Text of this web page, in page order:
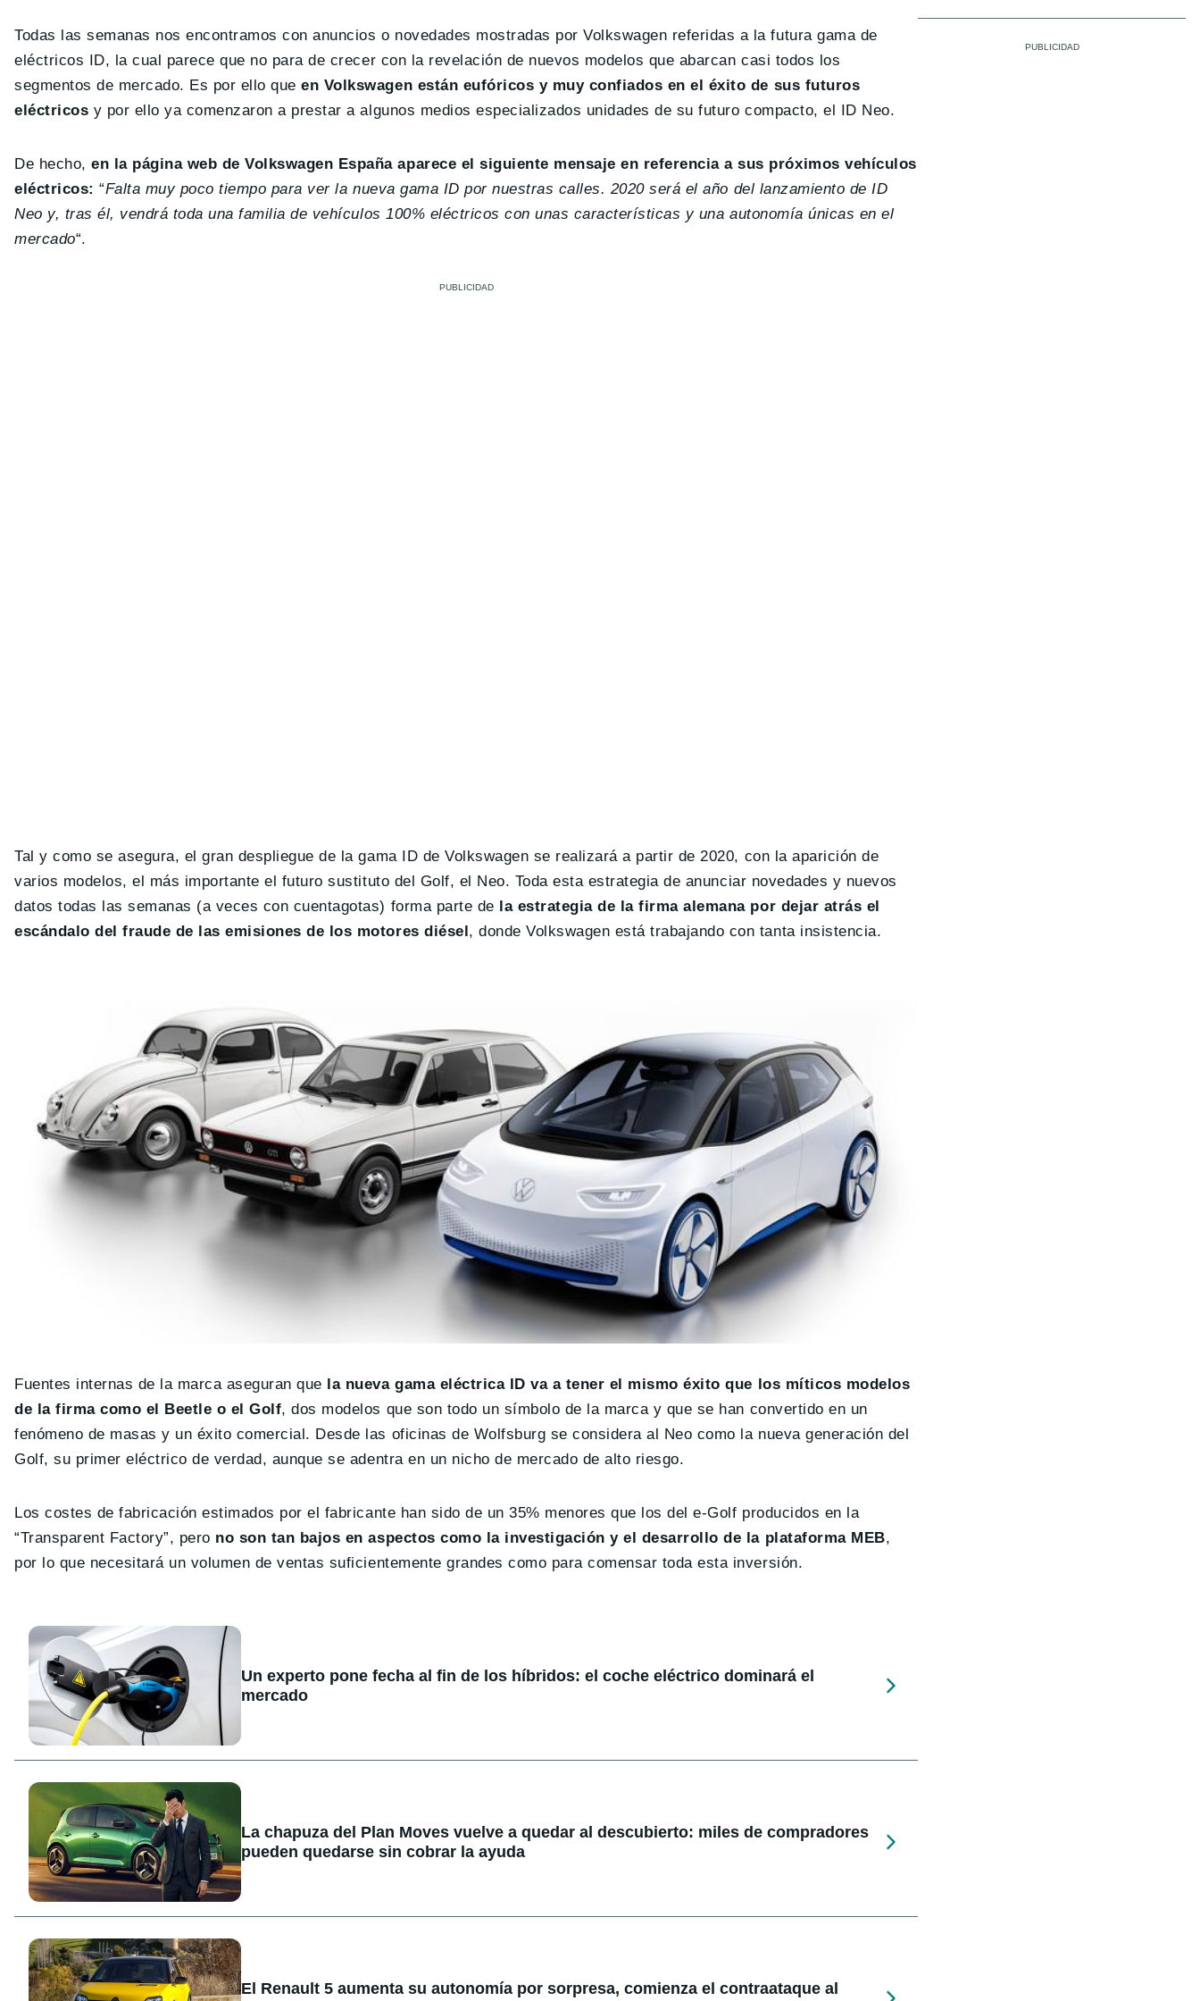
Todas las semanas nos encontramos con anuncios o novedades mostradas por Volkswagen referidas a la futura gama de
eléctricos ID, la cual parece que no para de crecer con la revelación de nuevos modelos que abarcan casi todos los
segmentos de mercado. Es por ello queen Volkswagen están eufóricos y muy confiados en el éxito de sus futuros
eléctricos y por ello ya comenzaron a prestar a algunos medios especializados unidades de su futuro compacto, el ID Neo.
De hecho,en la página web de Volkswagen España aparece el siguiente mensaje en referencia a sus próximos vehículos
eléctricos: “Falta muy poco tiempo para ver la nueva gama ID por nuestras calles. 2020 será el año del lanzamiento de ID
Neo y, tras él, vendrá toda una familia de vehículos 100% eléctricos con unas características y una autonomía únicas en el
mercado“.
Tal y como se asegura, el gran despliegue de la gama ID de Volkswagen se realizará a partir de 2020, con la aparición de
varios modelos, el más importante el futuro sustituto del Golf, el Neo. Toda esta estrategia de anunciar novedades y nuevos
datos todas las semanas (a veces con cuentagotas) forma parte de la estrategia de la firma alemana por dejar atrás el
escándalo del fraude de las emisiones de los motores diésel, donde Volkswagen está trabajando con tanta insistencia.
Fuentes internas de la marca aseguran que la nueva gama eléctrica ID va a tener el mismo éxito que los míticos modelos
de la firma como el Beetle o el Golf, dos modelos que son todo un símbolo de la marca y que se han convertido en un
fenómeno de masas y un éxito comercial. Desde las oficinas de Wolfsburg se considera al Neo como la nueva generación del
Golf, su primer eléctrico de verdad, aunque se adentra en un nicho de mercado de alto riesgo.
Los costes de fabricación estimados por el fabricante han sido de un 35% menores que los del e-Golf producidos en la
“Transparent Factory”, pero no son tan bajos en aspectos como la investigación y el desarrollo de la plataforma MEB,
por lo que necesitará un volumen de ventas suficientemente grandes como para comensar toda esta inversión.
Un experto pone fecha al fin de los híbridos: el coche eléctrico dominará el
mercado
La chapuza del Plan Moves vuelve a quedar al descubierto: miles de compradores
pueden quedarse sin cobrar la ayuda
El Renault 5 aumenta su autonomía por sorpresa, comienza el contraataque al